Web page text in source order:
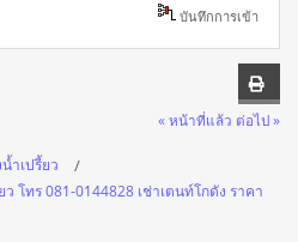
บันทึกการเข้า
« หน้าที่แล้ว ต่อไป »
ำเปรี้ยว
โทร 081-0144828 เช่าเตนท์โกดัง ราคา